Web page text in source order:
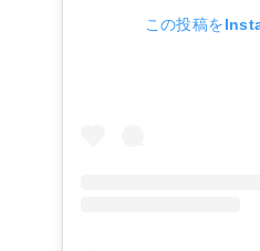
この投稿を